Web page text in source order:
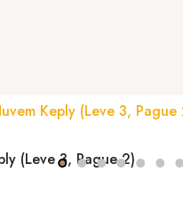
Keply (Leve 3, Pague
1 2 3 4 5 6 7